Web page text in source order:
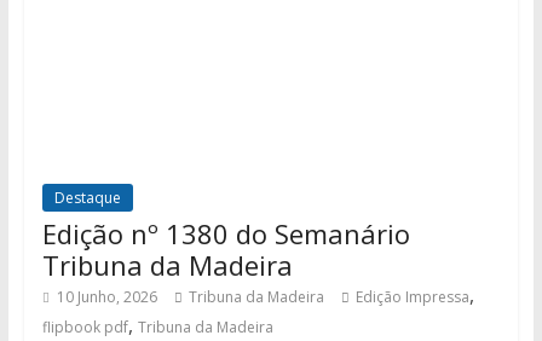
Destaque
Edição nº 1380 do Semanário
Tribuna da Madeira
10 Junho, 2026 Tribuna da Madeira Edição Impressa,
flipbook pdf, Tribuna da Madeira